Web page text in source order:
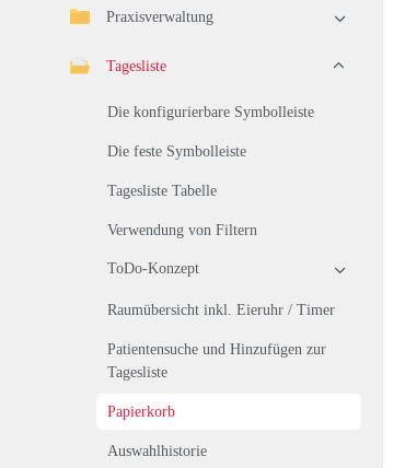
Praxisverwaltung
Tagesliste
Die konfigurierbare Symbolleiste
Die feste Symbolleiste
Tagesliste Tabelle
Verwendung von Filtern
ToDo-Konzept
Raumübersicht inkl. Eieruhr / Timer
Patientensuche und Hinzufügen zur
Tagesliste
Papierkorb
Auswahlhistorie